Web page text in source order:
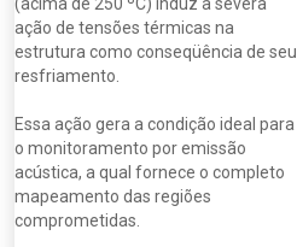
ação de tensões térmicas na
estrutura como conseqüência de seu
resfriamento.
Essa ação gera a condição ideal para
o monitoramento por emissão
acústica, a qual fornece o completo
mapeamento das regiões
comprometidas.